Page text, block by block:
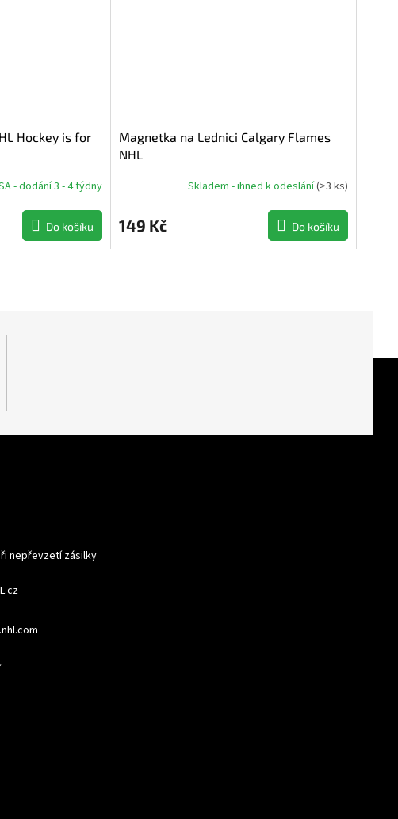
Hockey is for
- dodání 3 - 4 týdny
Do košíku
Magnetka na Lednici Calgary Flames
NHL
Skladem - ihned k odeslání(>3 ks)
149 Kč Do košíku
nepřevzetí zásilky